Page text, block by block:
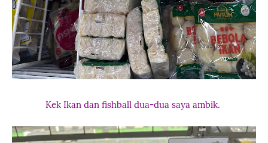
Kek Ikan dan fishball dua-dua saya ambik.